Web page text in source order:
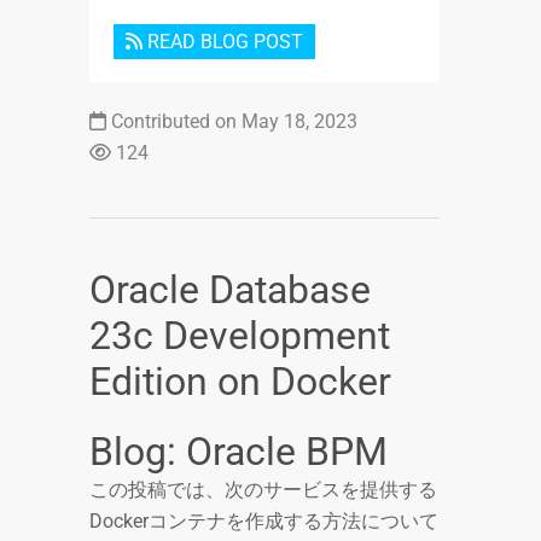
READ BLOG POST
Contributed on May 18, 2023
124
Oracle Database
23c Development
Edition on Docker
Blog: Oracle BPM
この投稿では、次のサービスを提供する
Dockerコンテナを作成する方法について